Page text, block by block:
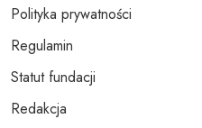
Polityka prywatności
Regulamin
Statut fundacji
Redakcja